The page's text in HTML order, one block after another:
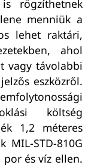
rögzíthetnek
menniük a
lehet raktári,
ahol
vagy távolabbi
eszközről.
költség
1,2 méteres
STD-810G
por és víz ellen.